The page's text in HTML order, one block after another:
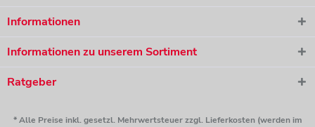
Informationen
Informationen zu unserem Sortiment
Ratgeber
* Alle Preise inkl. gesetzl. Mehrwertsteuer zzgl. Lieferkosten (werden im